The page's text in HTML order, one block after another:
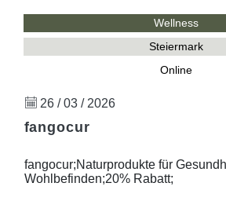
Wellness
Steiermark
Online
26 / 03 / 2026
fangocur
fangocur;Naturprodukte für
Wohlbefinden;20% Rabatt;